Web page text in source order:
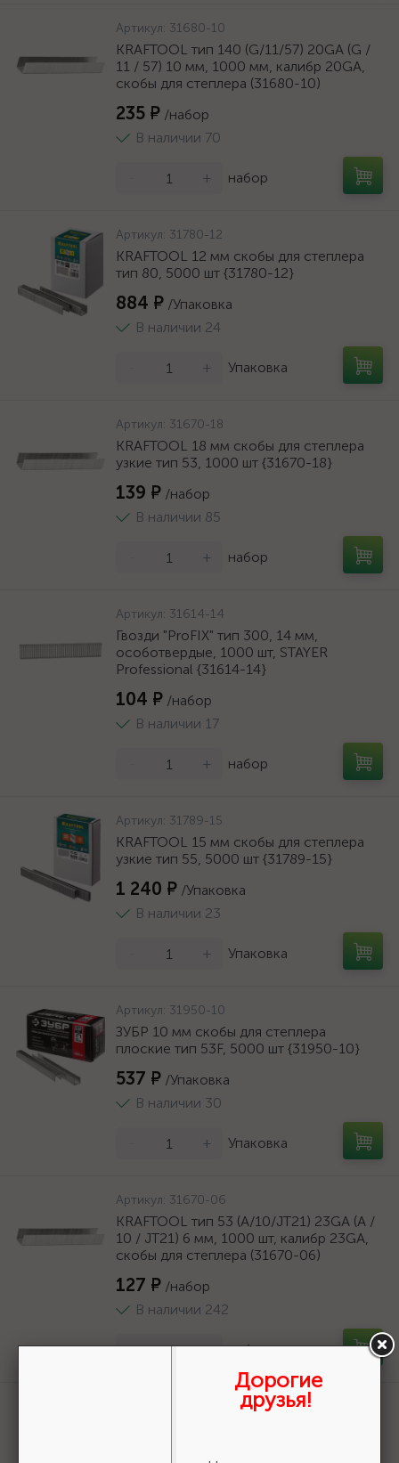
Артикул: 31680-10
KRAFTOOL тип 140 (G/11/57) 20GA (G /
11 / 57) 10 мм, 1000 мм, калибр 20GA,
скобы для степлера (31680-10)
235 ₽ /набор
В наличии 70
+ набор
Артикул: 31780-12
KRAFTOOL 12 мм скобы для степлера
тип 80, 5000 шт {31780-12}
884 ₽ /Упаковка
В наличии 24
+ Упаковка
Артикул: 31670-18
KRAFTOOL 18 мм скобы для степлера
узкие тип 53, 1000 шт {31670-18}
139 ₽ /набор
В наличии 85
+ набор
Артикул: 31614-14
Гвозди "ProFIX" тип 300, 14 мм,
особотвердые, 1000 шт, STAYER
Professional {31614-14}
104 ₽ /набор
В наличии 17
+ набор
Артикул: 31789-15
KRAFTOOL 15 мм скобы для степлера
узкие тип 55, 5000 шт {31789-15}
1 240 ₽ /Упаковка
В наличии 23
+ Упаковка
Артикул: 31950-10
ЗУБР 10 мм скобы для степлера
плоские тип 53F, 5000 шт {31950-10}
537 ₽ /Упаковка
В наличии 30
+ Упаковка
Артикул: 31670-06
KRAFTOOL тип 53 (A/10/JT21) 23GA (A /
10 / JT21) 6 мм, 1000 шт, калибр 23GA,
скобы для степлера (31670-06)
127 ₽ /набор
В наличии 242
- + набор
Дорогие
друзья!